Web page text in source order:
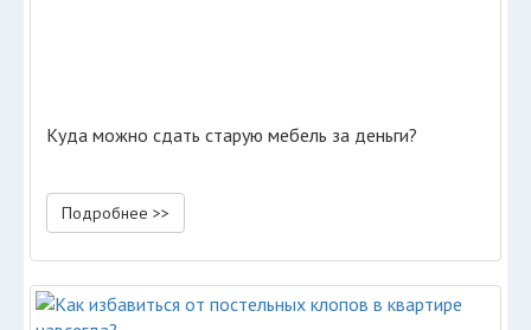
Куда можно сдать старую мебель за деньги?
Подробнее >>